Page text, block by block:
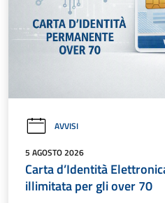
AVVISI
5 AGOSTO 2026
Carta d’Identità
illimitata per gli over 70